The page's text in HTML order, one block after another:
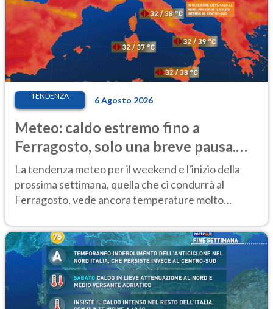
TENDENZA 6 Agosto 2026
Meteo: caldo estremo fino a
Ferragosto, solo una breve pausa.
Ecco dove
La tendenza meteo per il weekend e l'inizio della
prossima settimana, quella che ci condurrà al
Ferragosto, vede ancora temperature molto